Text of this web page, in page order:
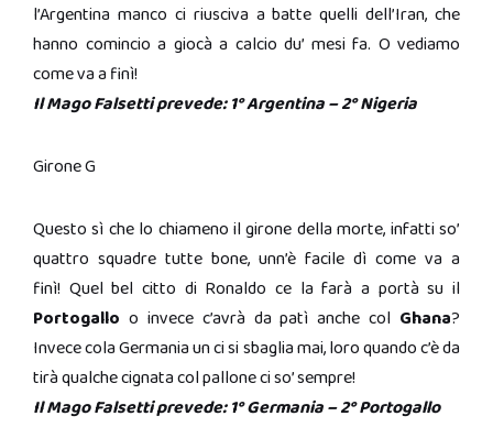
l’Argentina manco ci riusciva a batte quelli dell’Iran, che
hanno comincio a giocà a calcio du’ mesi fa. O vediamo
come va a finì!
Il Mago Falsetti prevede: 1° Argentina – 2° Nigeria
Girone G
Questo sì che lo chiameno il girone della morte, infatti so’
quattro squadre tutte bone, unn’è facile dì come va a
finì! Quel bel citto di Ronaldo ce la farà a portà su il
Portogallo o invece c’avrà da patì anche col Ghana?
Invece cola Germania un ci si sbaglia mai, loro quando c’è da
tirà qualche cignata col pallone ci so’ sempre!
Il Mago Falsetti prevede: 1° Germania – 2° Portogallo